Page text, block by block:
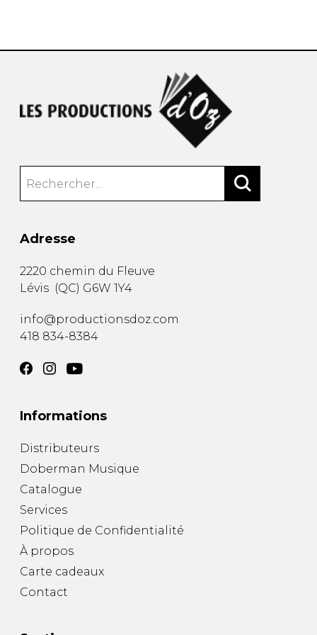
Adresse
2220 chemin du Fleuve
Lévis (QC) G6W 1Y4
info@productionsdoz.com
418 834-8384
Informations
Distributeurs
Doberman Musique
Catalogue
Services
Politique de Confidentialité
À propos
Carte cadeaux
Contact